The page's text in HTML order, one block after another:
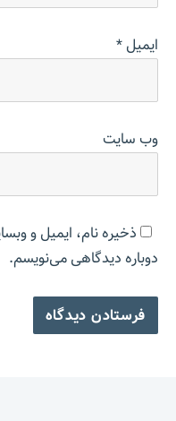
ایمیل*
وب‌ سایت
ذخیره نام، ایمیل و
دوباره دیدگاهی می‌نویسم.